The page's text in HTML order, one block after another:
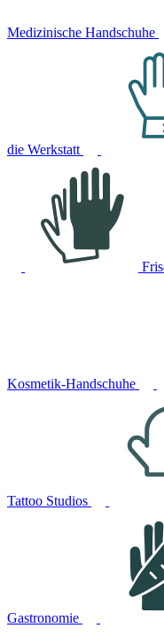
Medizinische Handschuhe
die Werkstatt
Kosmetik-Handschuhe
Tattoo Studios
Gastronomie